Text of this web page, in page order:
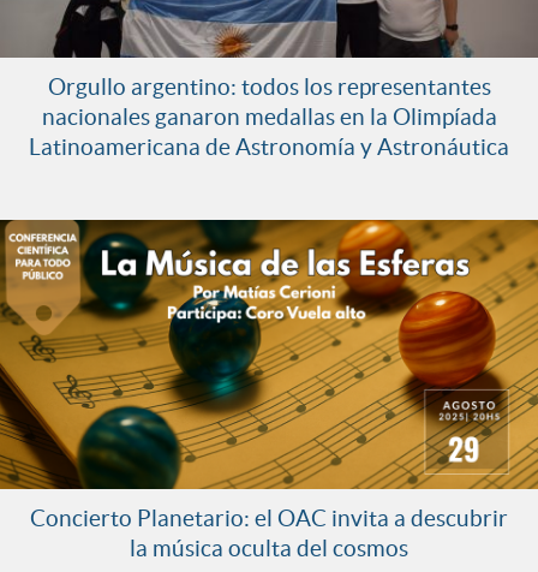
Orgullo argentino: todos los representantes
nacionales ganaron medallas en la Olimpíada
Latinoamericana de Astronomía y Astronáutica
Concierto Planetario: el OAC invita a descubrir
la música oculta del cosmos